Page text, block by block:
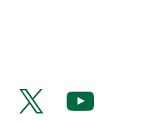
X YouTube